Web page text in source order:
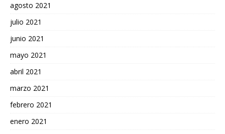
agosto 2021
julio 2021
junio 2021
mayo 2021
abril 2021
marzo 2021
febrero 2021
enero 2021